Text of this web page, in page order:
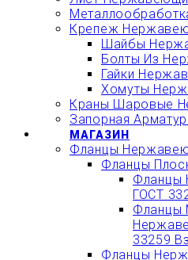
Крепеж
Шайбы
Болты Из
Гайки
Хомуты
Краны Шаровые
Запорная
МАГАЗИН
Фланцы
Фланцы
Фланцы
ГОСТ
Фланцы
33259
Фланцы